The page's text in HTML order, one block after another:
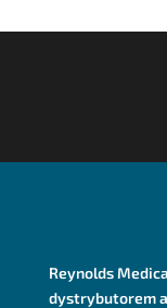
Reynolds
dystrybutorem